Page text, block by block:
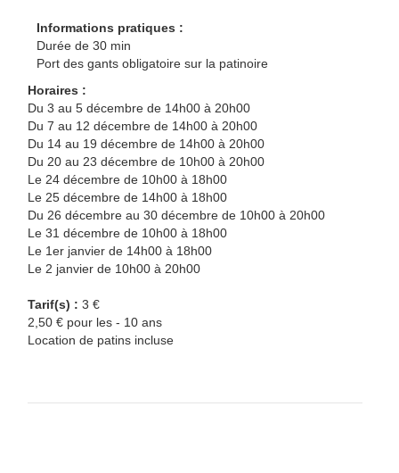
Informations pratiques :
Durée de 30 min
Port des gants obligatoire sur la patinoire
Horaires :
Du 3 au 5 décembre de 14h00 à 20h00
Du 7 au 12 décembre de 14h00 à 20h00
Du 14 au 19 décembre de 14h00 à 20h00
Du 20 au 23 décembre de 10h00 à 20h00
Le 24 décembre de 10h00 à 18h00
Le 25 décembre de 14h00 à 18h00
Du 26 décembre au 30 décembre de 10h00 à 20h00
Le 31 décembre de 10h00 à 18h00
Le 1er janvier de 14h00 à 18h00
Le 2 janvier de 10h00 à 20h00
Tarif(s) : 3 €
2,50 € pour les - 10 ans
Location de patins incluse